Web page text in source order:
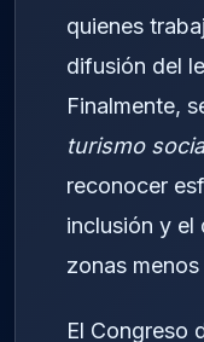
quienes
difusión del
Finalmente,
turismo
reconocer
inclusión y el
zonas
El Congreso